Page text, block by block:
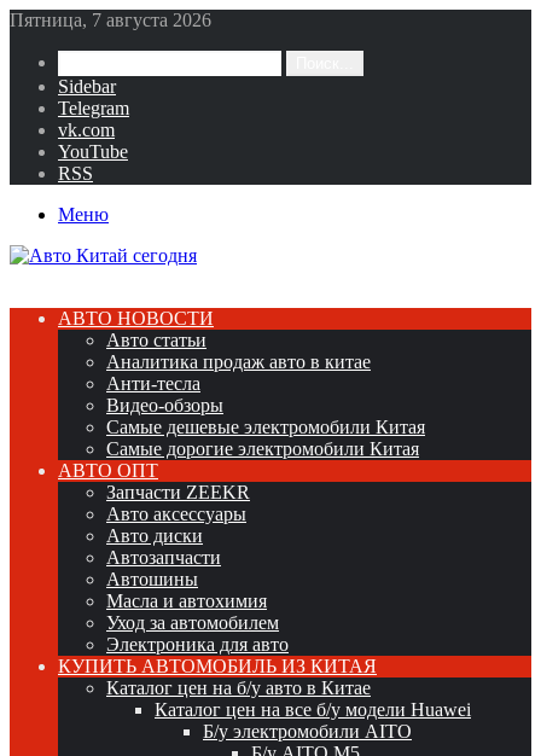
Пятница, 7 августа 2026
Sidebar
Telegram
vk.com
YouTube
RSS
Меню
АВТО НОВОСТИ
Авто статьи
Аналитика продаж авто в китае
Анти-тесла
Видео-обзоры
Самые дешевые электромобили Китая
Самые дорогие электромобили Китая
АВТО ОПТ
Запчасти ZEEKR
Авто аксессуары
Авто диски
Автозапчасти
Автошины
Масла и автохимия
Уход за автомобилем
Электроника для авто
КУПИТЬ АВТОМОБИЛЬ ИЗ КИТАЯ
Каталог цен на б/у авто в Китае
Каталог цен на все б/у модели Huawei
Б/у электромобили AITO